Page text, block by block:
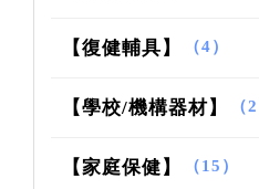
【復健輔具】 （4）
【學校/機構器材】 （2
【家庭保健】 （15）